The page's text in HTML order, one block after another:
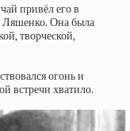
привёл его в
Ляшенко. Она была
творческой,
огонь и
встречи хватило.